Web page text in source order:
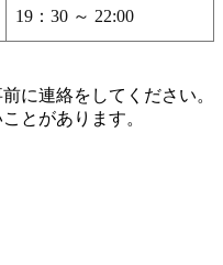
19：30 ～ 22:00
に連絡をしてください。
とがあります。